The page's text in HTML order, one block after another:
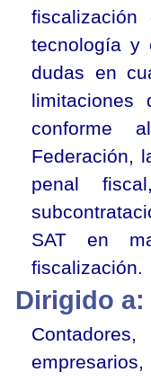
tecnología y
dudas en
limitaciones
conforme
Federación,
penal
SAT en
fiscalización.
Dirigido a: